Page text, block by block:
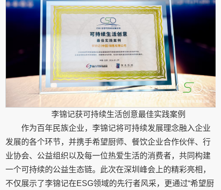
李锦记获可持续生活创意最佳实践案例
作为百年民族企业，李锦记将可持续发展理念融入企业
发展的各个环节，并携手希望厨师、餐饮企业合作伙伴、行
业协会、公益组织以及每一位热爱生活的消费者，共同构建
一个可持续的公益生态链。此次在深圳峰会上的精彩亮相，
不仅展示了李锦记在ESG领域的先行者风采，更通过“希望厨